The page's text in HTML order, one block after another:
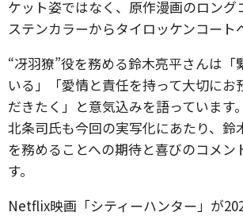
ケット姿ではなく、原作漫画のロング
ステンカラーからタイロッケンコート
“冴羽獠”役を務める鈴木亮平さんは「
いる」「愛情と責任を持って大切にお
だきたく」と意気込みを語っています
北条司氏も今回の実写化にあたり、鈴
を務めることへの期待と喜びのコメン
す。
Netflix映画「シティーハンター」が